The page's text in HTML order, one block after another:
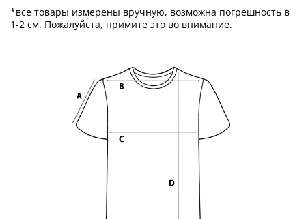
*все товары измерены вручную, возможна погрешность в
1-2 см. Пожалуйста, примите это во внимание.